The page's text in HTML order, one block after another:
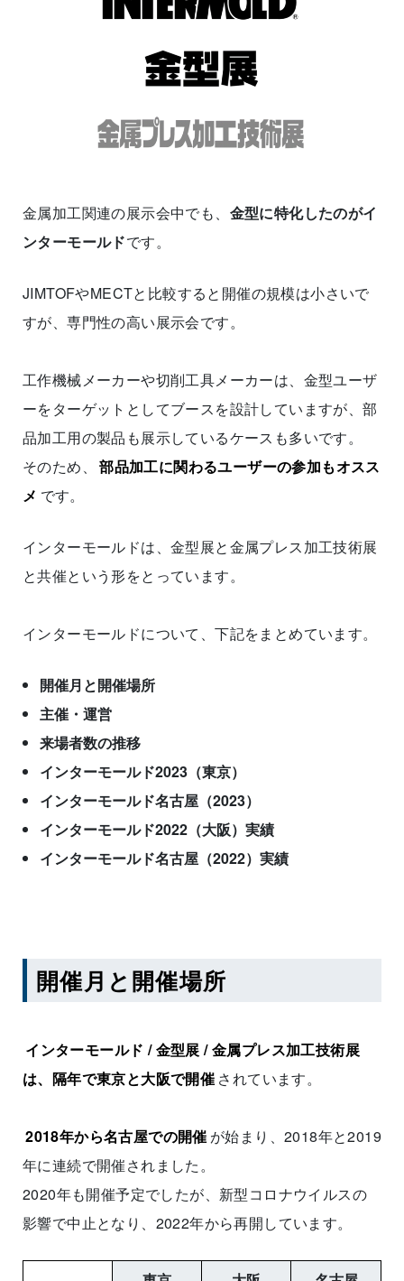
金属加工関連の展示会中でも、 金型に特化したのがイ
ンターモールドです。
JIMTOFやMECTと比較すると開催の規模は小さいで
すが、専門性の高い展示会です。
工作機械メーカーや切削工具メーカーは、金型ユーザ
ーをターゲットとしてブースを設計していますが、部
品加工用の製品も展示しているケースも多いです。
そのため、
部品加工に関わるユーザーの参加もオスス
メ です。
インターモールドは、金型展と金属プレス加工技術展
と共催という形をとっています。
インターモールドについて、下記をまとめています。
開催月と開催場所
主催・運営
来場者数の推移
インターモールド2023（東京）
インターモールド名古屋（2023）
インターモールド2022（大阪）実績
インターモールド名古屋（2022）実績
開催月と開催場所
インターモールド / 金型展 / 金属プレス加工技術展
は、隔年で東京と大阪で開催 されています。
2018年から名古屋での開催 が始まり、2018年と2019
年に連続で開催されました。
2020年も開催予定でしたが、新型コロナウイルスの
影響で中止となり、2022年から再開しています。